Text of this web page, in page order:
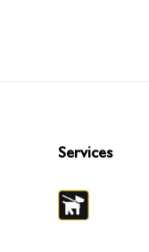
Services